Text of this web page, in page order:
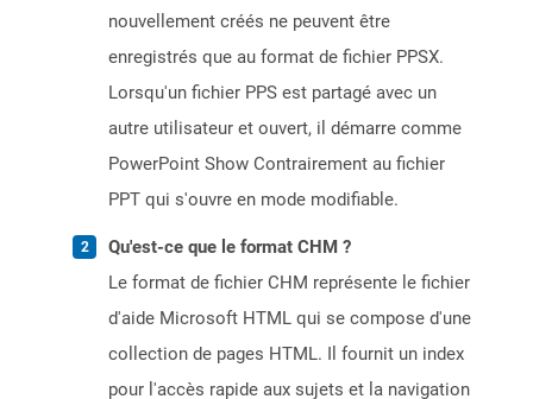
nouvellement créés ne peuvent être
enregistrés que au format de fichier PPSX.
Lorsqu'un fichier PPS est partagé avec un
autre utilisateur et ouvert, il démarre comme
PowerPoint Show Contrairement au fichier
PPT qui s'ouvre en mode modifiable.
Qu'est-ce que le format CHM ?
Le format de fichier CHM représente le fichier
d'aide Microsoft HTML qui se compose d'une
collection de pages HTML. Il fournit un index
pour l'accès rapide aux sujets et la navigation